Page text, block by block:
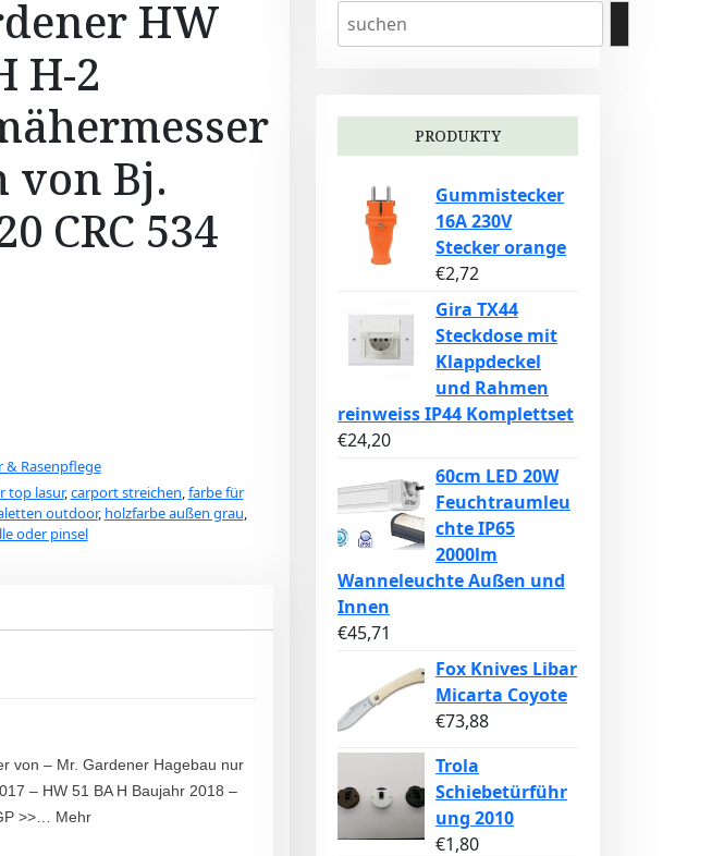
HW
H-2
von Bj.
CRC 534
& Rasenpflege
top lasur,carport streichen,farbe für
outdoor, holzfarbe außen grau,
oder pinsel
von – Mr. Gardener Hagebau nur
– HW 51 BA H Baujahr 2018 –
>>… Mehr
PRODUKTY
Gummistecker
16A 230V
Stecker orange
€2,72
Gira TX44
Steckdose mit
Klappdeckel
und Rahmen
reinweiss IP44 Komplettset
€24,20
60cm LED 20W
Feuchtraumleu
chte IP65
2000lm
Wanneleuchte Außen und
Innen
€45,71
Fox Knives Libar
Micarta Coyote
€73,88
Trola
Schiebetürführ
ung 2010
€1,80